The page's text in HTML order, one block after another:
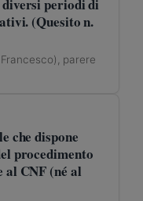
periodi di
(Quesito n.
parere
che dispone
procedimento
al CNF (né al